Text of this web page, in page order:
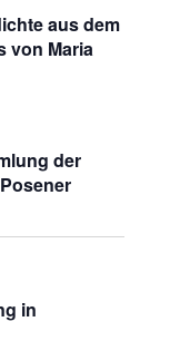
aus dem
von Maria
der
in